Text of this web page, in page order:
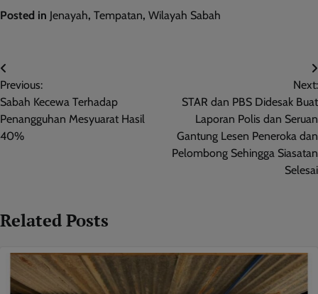
Posted in Jenayah, Tempatan, Wilayah Sabah
Post
navigation
Previous:
Sabah Kecewa Terhadap
Penangguhan Mesyuarat Hasil
40%
Next:
STAR dan PBS Didesak Buat
Laporan Polis dan Seruan
Gantung Lesen Peneroka dan
Pelombong Sehingga Siasatan
Selesai
Related Posts